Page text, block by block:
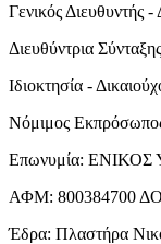
Γενικός Διευθυντής -
Διευθύντρια
Ιδιοκτησία -
Νόμιμος
Επωνυμία: ΕΝΙΚΟΣ
ΑΦΜ: 800384700
Έδρα: Πλαστήρα